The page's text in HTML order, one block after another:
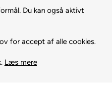
Du kan også aktivt
for accept af alle cookies.
Læs mere